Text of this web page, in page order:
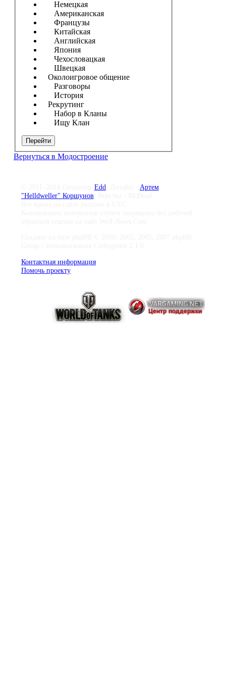
Немецкая
Американская
Французы
Китайская
Английская
Япония
Чехословацкая
Швецкая
Околоигровое общение
Разговоры
История
Рекрутинг
Набор в Кланы
Ищу Клан
Перейти
Вернуться в Модостроение
Edd
Артем
"Helldweller" Коршунов
Контактная информация
Помочь проекту